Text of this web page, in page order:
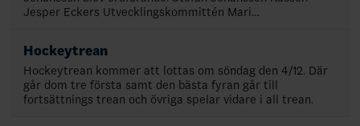
Jesper Eckers Utvecklingskommittén Mari…
Hockeytrean
Hockeytrean kommer att lottas om söndag den 4/12. Där
går dom tre första samt den bästa fyran går till
fortsättnings trean och övriga spelar vidare i all trean.